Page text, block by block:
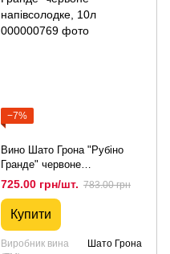
−7%
Вино Шато Грона "Рубіно
Гранде" червоне
напівсолодке, 10л
725.00 грн/шт. 783.00 грн
Купити
Виробник вина
Шато Грона